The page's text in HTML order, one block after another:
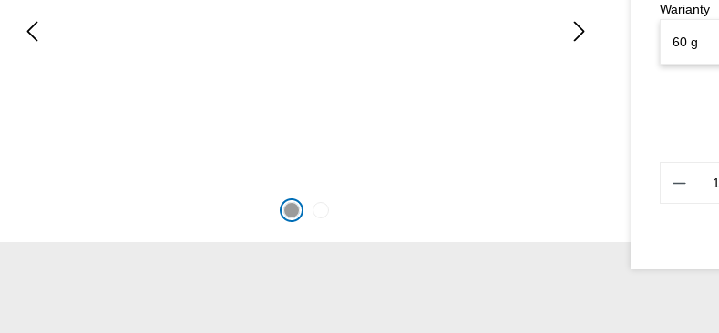
Warianty